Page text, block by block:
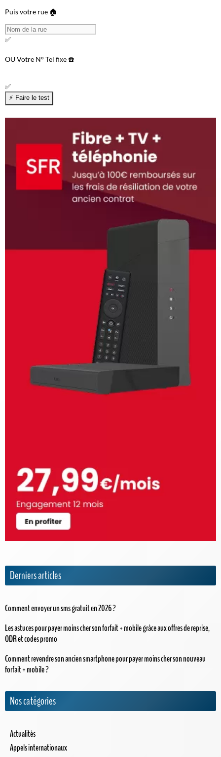
Puis votre rue 🏠
✅
OUVotre N° Tel fixe ☎️
✅
Derniers articles
Comment envoyer un sms gratuit en 2026 ?
Les astuces pour payer moins cher son forfait + mobile grâce aux offres de reprise,
ODR et codes promo
Comment revendre son ancien smartphone pour payer moins cher son nouveau
forfait + mobile ?
Nos catégories
Actualités
Appels internationaux